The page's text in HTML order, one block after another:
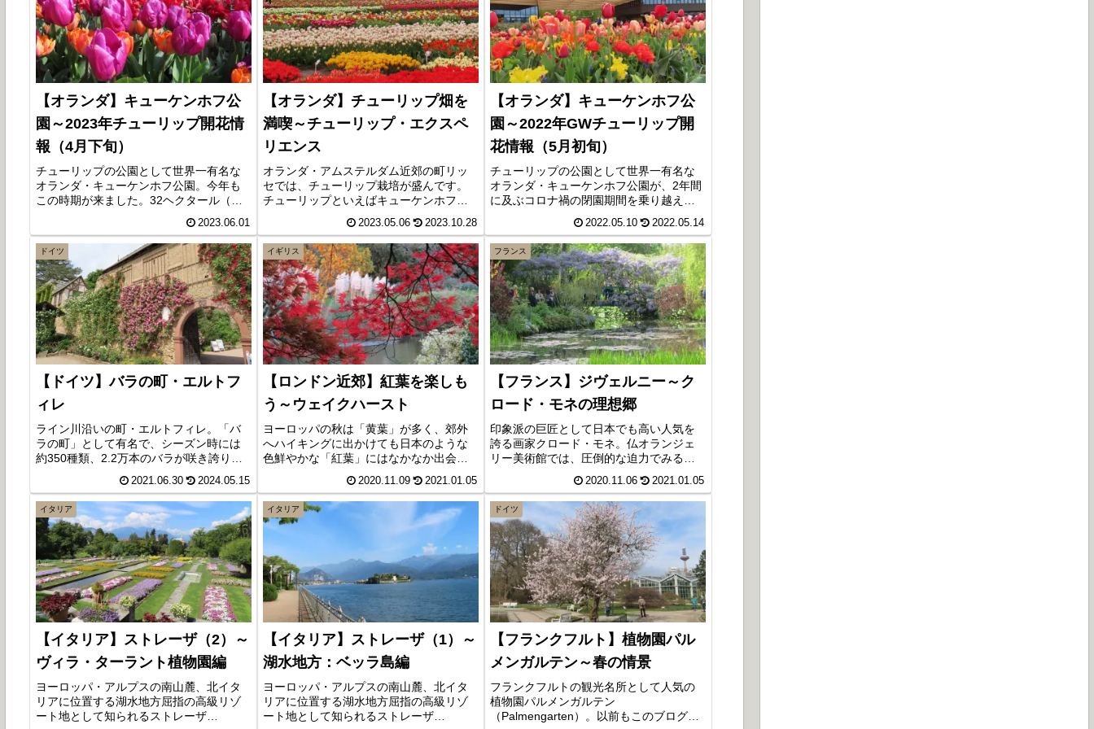
【オランダ】キューケンホフ公
園～2023年チューリップ開花情
報（4月下旬）
チューリップの公園として世界一有名な
オランダ・キューケンホフ公園。今年も
この時期が来ました。32ヘクタール（東
のチューリップが咲き誇る姿は圧巻で
す。今回はこれまで訪れたことがない、4
月下旬（2023年）の開花情報です。
2023.06.01
【オランダ】チューリップ畑を
満喫～チューリップ・エクスペ
リエンス
オランダ・アムステルダム近郊の町リッ
セでは、チューリップ栽培が盛んです。
チューリップといえばキューケンホフ公
ペリエンス・アムステルダムでは「チュ
ーリップ農園」を満喫出来ます。事前予
約は不要、施設内にはカフェがあり、お
土産として球根付のチューリップが貰え
ます。
2023.05.06 2023.10.28
【オランダ】キューケンホフ公
園～2022年GWチューリップ開
花情報（5月初旬）
チューリップの公園として世界一有名な
オランダ・キューケンホフ公園が、2年間
に及ぶコロナ禍の閉園期間を乗り越えて
け開園する春の花の公園には、32ヘクタ
ール（東京ドーム約7個分！）の敷地内に
約700万本が咲き誇ります。2022年5月初
旬の開花情報です。
2022.05.10 2022.05.14
ドイツ
【ドイツ】バラの町・エルトフ
ィレ
ライン川沿いの町・エルトフィレ。「バ
ラの町」として有名で、シーズン時には
約350種類、2.2万本のバラが咲き誇り、6
年盛大なイベントも行われます。バラの
名所である「マインツ選帝侯の城塞跡」
を訪れてみると、そこには見事なバラの
壁がありました。
2021.06.30 2024.05.15
イギリス
【ロンドン近郊】紅葉を楽しも
う～ウェイクハースト
ヨーロッパの秋は「黄葉」が多く、郊外
へハイキングに出かけても日本のような
色鮮やかな「紅葉」にはなかなか出会え
っ赤な「もみじ」が楽しめます。ロンド
ン近郊にあり、美しい庭園のほか立派な
マナーハウスも見学できます。穴場のス
ポットで、英国の秋を満喫してきまし
た。
2020.11.09 2021.01.05
フランス
【フランス】ジヴェルニー～ク
ロード・モネの理想郷
印象派の巨匠として日本でも高い人気を
誇る画家クロード・モネ。仏オランジェ
リー美術館では、圧倒的な迫力でみる者
蓮」が展示されていますが、今回はその
創作活動の舞台となったモネの邸宅へ行
きましたので、彼の描いた名作ととも
に、その美しい庭園等をご紹介したいと
思います。
2020.11.06 2021.01.05
イタリア
【イタリア】ストレーザ（2）～
ヴィラ・ターラント植物園編
ヨーロッパ・アルプスの南山麓、北イタ
リアに位置する湖水地方屈指の高級リゾ
ート地として知られるストレーザ
イタリア
【イタリア】ストレーザ（1）～
湖水地方：ベッラ島編
ヨーロッパ・アルプスの南山麓、北イタ
リアに位置する湖水地方屈指の高級リゾ
ート地として知られるストレーザ
ドイツ
【フランクフルト】植物園パル
メンガルテン～春の情景
フランクフルトの観光名所として人気の
植物園パルメンガルテン
（Palmengarten）。以前もこのブログで